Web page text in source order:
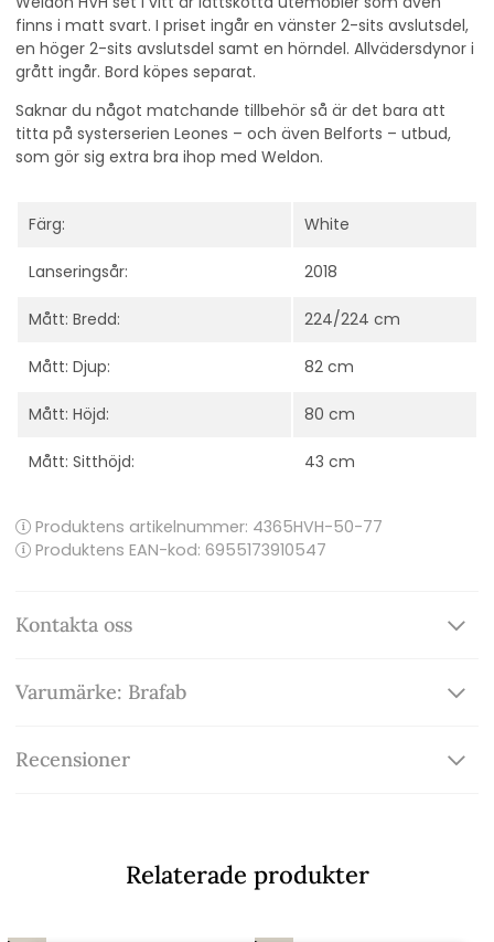
finns i matt svart. I priset ingår en vänster 2-sits avslutsdel,
en höger 2-sits avslutsdel samt en hörndel. Allvädersdynor i
grått ingår. Bord köpes separat.
Saknar du något matchande tillbehör så är det bara att
titta på systerserien Leones – och även Belforts – utbud,
som gör sig extra bra ihop med Weldon.
Färg: White
Lanseringsår: 2018
Mått: Bredd: 224/224 cm
Mått: Djup: 82 cm
Mått: Höjd: 80 cm
Mått: Sitthöjd: 43 cm
Produktens artikelnummer: 4365HVH-50-77
Produktens EAN-kod: 6955173910547
Kontakta oss
Varumärke: Brafab
Recensioner
Relaterade produkter